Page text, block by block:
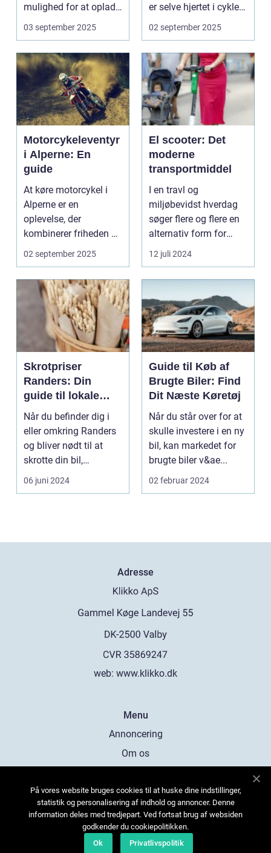
mulighed for at oplade
uden...
03 september 2025
er selve hjertet i cyklen.
Et go...
02 september 2025
Motorcykeleventyr
i Alperne: En
guide
At køre motorcykel i
Alperne er en
oplevelse, der
kombinerer friheden på
to hjul med no...
02 september 2025
El scooter: Det
moderne
transportmiddel
I en travl og
miljøbevidst hverdag
søger flere og flere en
alternativ form for
transport. El scooter...
12 juli 2024
Skrotpriser
Randers: Din
guide til lokale
muligheder
Når du befinder dig i
eller omkring Randers
og bliver nødt til at
skrotte din bil,
gammelt jern elle...
06 juni 2024
Guide til Køb af
Brugte Biler: Find
Dit Næste Køretøj
Når du står over for at
skulle investere i en ny
bil, kan markedet for
brugte biler v&ae...
02 februar 2024
Adresse
web: www.klikko.dk
Menu
Annoncering
Om os
Kontakt os
Sitemap
På vores website bruges cookies til at huske dine indstillinger,
statistik og personalisering af indhold og annoncer. Denne
information deles med tredjepart. Ved fortsat brug af websiden
godkender du cookiepolitikken.
Ok
Privatlivspolitik